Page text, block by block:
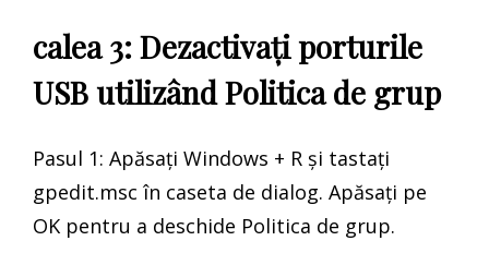
calea 3: Dezactivați porturile
USB utilizând Politica de grup
Pasul 1: Apăsați Windows + R și tastați
gpedit.msc în caseta de dialog. Apăsați pe
OK pentru a deschide Politica de grup.